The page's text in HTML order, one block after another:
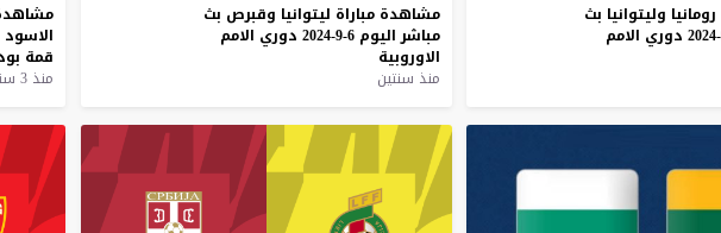
رومانيا وليتوانيا بث
دوري الامم
مشاهدة مباراة ليتوانيا وقبرص بث
مباشر اليوم 6-9-2024 دوري الامم
الاوروبية
منذ سنتين
الاسود
قمة
منذ 3 سنوات